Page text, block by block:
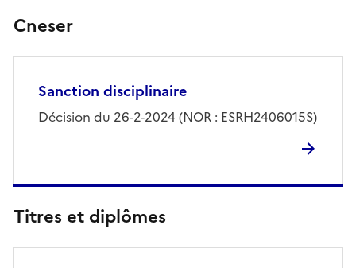
Cneser
Sanction disciplinaire
Décision du 26-2-2024 (NOR : ESRH2406015S)
Titres et diplômes